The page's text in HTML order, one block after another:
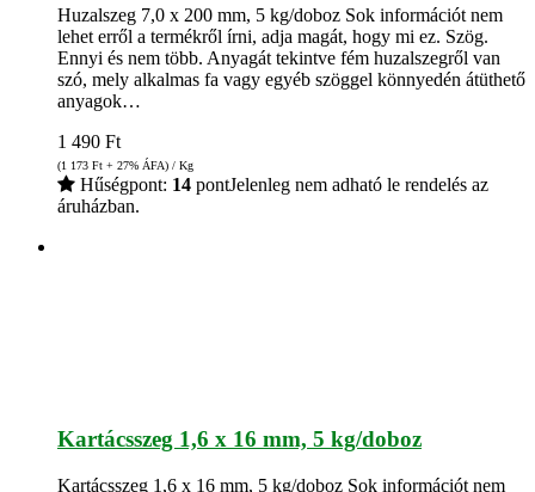
Huzalszeg 7,0 x 200 mm, 5 kg/doboz Sok információt nem
lehet erről a termékről írni, adja magát, hogy mi ez. Szög.
Ennyi és nem több. Anyagát tekintve fém huzalszegről van
szó, mely alkalmas fa vagy egyéb szöggel könnyedén átüthető
anyagok…
1 490 Ft
(1 173 Ft + 27% ÁFA) / Kg
Hűségpont: 14 pontJelenleg nem adható le rendelés az
áruházban.
Kartácsszeg 1,6 x 16 mm, 5 kg/doboz
Kartácsszeg 1,6 x 16 mm, 5 kg/doboz Sok információt nem